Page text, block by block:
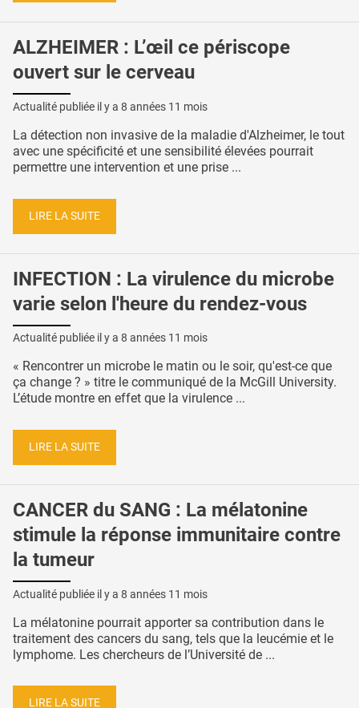
ALZHEIMER : L’œil ce périscope
ouvert sur le cerveau
Actualité publiée il y a 8 années 11 mois
La détection non invasive de la maladie d'Alzheimer, le tout
avec une spécificité et une sensibilité élevées pourrait
permettre une intervention et une prise ...
LIRE LA SUITE
INFECTION : La virulence du microbe
varie selon l'heure du rendez-vous
Actualité publiée il y a 8 années 11 mois
« Rencontrer un microbe le matin ou le soir, qu'est-ce que
ça change ? » titre le communiqué de la McGill University.
L’étude montre en effet que la virulence ...
LIRE LA SUITE
CANCER du SANG : La mélatonine
stimule la réponse immunitaire contre
la tumeur
Actualité publiée il y a 8 années 11 mois
La mélatonine pourrait apporter sa contribution dans le
traitement des cancers du sang, tels que la leucémie et le
lymphome. Les chercheurs de l’Université de ...
LIRE LA SUITE